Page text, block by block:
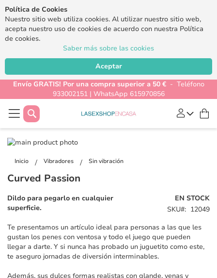
Política de Cookies
Nuestro sitio web utiliza cookies. Al utilizar nuestro sitio web,
acepta nuestro uso de cookies de acuerdo con nuestra Política
de cookies.
Saber más sobre las cookies
Aceptar
Envío GRATIS! Por una compra superior a 50 €- Teléfono
933002151 | WhatsApp 615970856
Buscar
Inicio Vibradores Sin vibración
Saltar
final
la
de
imágenes
de
galería
de
Curved Passion
EN STOCK
SKU
12049
Dildo para pegarlo en cualquier
superficie.
Te presentamos un artículo ideal para personas a las que les
gustan los penes con ventosa y todo el juego que pueden
llegar a darte. Y si nunca has probado un juguetito como este,
te aseguro jornadas de diversión interminables.
Además, sus dulces formas realistas con glande, venas y